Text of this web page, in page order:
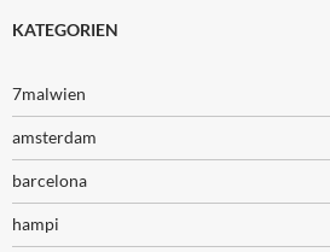
KATEGORIEN
7malwien
amsterdam
barcelona
hampi